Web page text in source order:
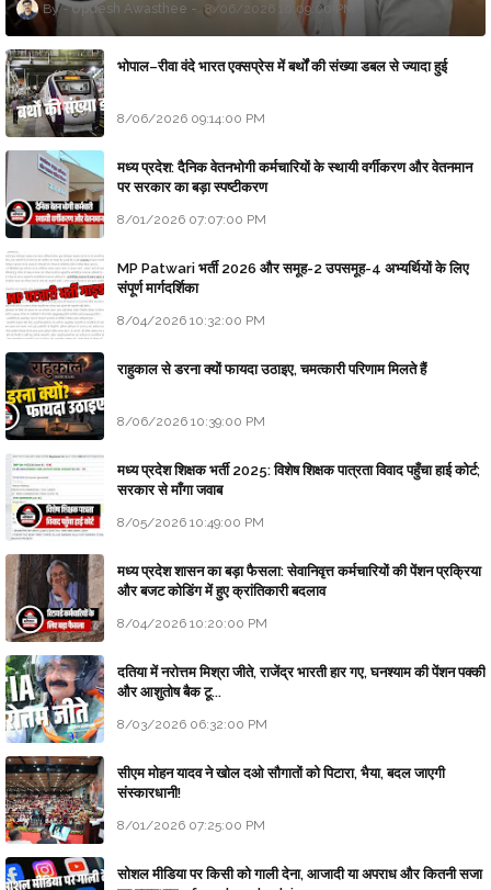
Updesh Awasthee 8/06/2026 10:09:00 PM
भोपाल–रीवा वंदे भारत एक्सप्रेस में बर्थों की संख्या डबल से ज्यादा हुई
8/06/2026 09:14:00 PM
मध्य प्रदेश: दैनिक वेतनभोगी कर्मचारियों के स्थायी वर्गीकरण और वेतनमान
पर सरकार का बड़ा स्पष्टीकरण
8/01/2026 07:07:00 PM
MP Patwari भर्ती 2026 और समूह-2 उपसमूह-4 अभ्यर्थियों के लिए
संपूर्ण मार्गदर्शिका
8/04/2026 10:32:00 PM
राहुकाल से डरना क्यों फायदा उठाइए, चमत्कारी परिणाम मिलते हैं
8/06/2026 10:39:00 PM
मध्य प्रदेश शिक्षक भर्ती 2025: विशेष शिक्षक पात्रता विवाद पहुँचा हाई कोर्ट;
सरकार से माँगा जवाब
8/05/2026 10:49:00 PM
मध्य प्रदेश शासन का बड़ा फैसला: सेवानिवृत्त कर्मचारियों की पेंशन प्रक्रिया
और बजट कोडिंग में हुए क्रांतिकारी बदलाव
8/04/2026 10:20:00 PM
दतिया में नरोत्तम मिश्रा जीते, राजेंद्र भारती हार गए, घनश्याम की पेंशन पक्की
और आशुतोष बैक टू...
8/03/2026 06:32:00 PM
सीएम मोहन यादव ने खोल दओ सौगातों को पिटारा, भैया, बदल जाएगी
संस्कारधानी!
8/01/2026 07:25:00 PM
सोशल मीडिया पर किसी को गाली देना, आजादी या अपराध और कितनी सजा